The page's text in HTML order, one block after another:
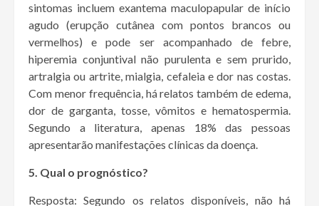
sintomas incluem exantema maculopapular de início
agudo (erupção cutânea com pontos brancos ou
vermelhos) e pode ser acompanhado de febre,
hiperemia conjuntival não purulenta e sem prurido,
artralgia ou artrite, mialgia, cefaleia e dor nas costas.
Com menor frequência, há relatos também de edema,
dor de garganta, tosse, vômitos e hematospermia.
Segundo a literatura, apenas 18% das pessoas
apresentarão manifestações clínicas da doença.
5. Qual o prognóstico?
Resposta: Segundo os relatos disponíveis, não há